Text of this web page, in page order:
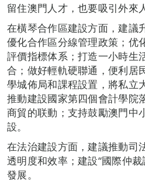
留住澳門人才，也要吸引外來
在橫琴合作區建設方面，建議
優化合作區分線管理政策；优
評價指標体系；打造一小時生
合；做好輕軌硬聯通，便利居
學城佈局和課程設置，將私立
推動建設國家第四個會計學院
商貿的联動；支持鼓勵澳門中
設。
在法治建設方面，建議推動司
透明度和效率；建設“國際仲裁
發展。